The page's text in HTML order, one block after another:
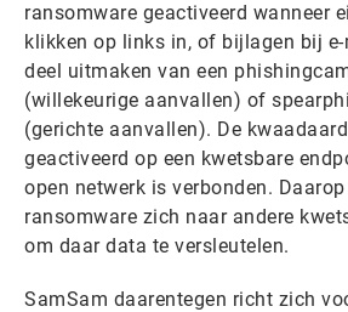
ransomware geactiveerd wanneer
klikken op links in, of bijlagen bij
deel uitmaken van een
(willekeurige aanvallen) of
(gerichte aanvallen). De
geactiveerd op een kwetsbare
open netwerk is verbonden.
ransomware zich naar andere
om daar data te versleutelen.
SamSam daarentegen richt zich